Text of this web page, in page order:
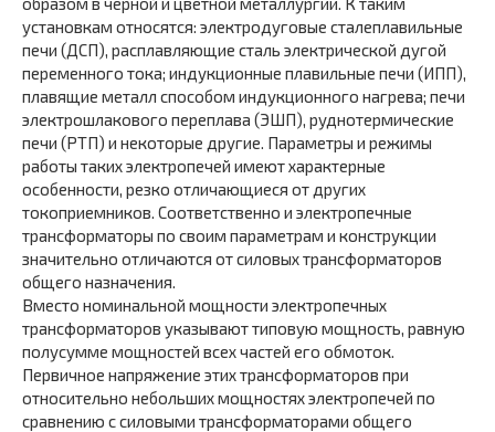
установкам относятся: электродуговые сталеплавильные
печи (ДСП), расплавляющие сталь электрической дугой
переменного тока; индукционные плавильные печи (ИПП),
плавящие металл способом индукционного нагрева; печи
электрошлакового переплава (ЭШП), руднотермические
печи (РТП) и некоторые другие. Параметры и режимы
работы таких электропечей имеют характерные
особенности, резко отличающиеся от других
токоприемников. Соответственно и электропечные
трансформаторы по своим параметрам и конструкции
значительно отличаются от силовых трансформаторов
общего назначения.
Вместо номинальной мощности электропечных
трансформаторов указывают типовую мощность, равную
полусумме мощностей всех частей его обмоток.
Первичное напряжение этих трансформаторов при
относительно небольших мощностях электропечей по
сравнению с силовыми трансформаторами общего